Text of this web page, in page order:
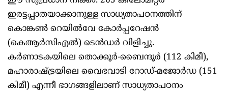
ഇരട്ടപ്പാതയാക്കാനുള്ള സാധ്യതാപഠനത്തിന്
കൊങ്കണ്‍ റെയില്‍വേ കോര്‍പ്പറേഷന്‍
(കെആര്‍സിഎല്‍) ടെന്‍ഡര്‍ വിളിച്ചു.
കര്‍ണാടകയിലെ തൊക്കൂര്‍-ബൈന്ദൂര്‍ (112 കിമീ),
മഹാരാഷ്ട്രയിലെ വൈഭവാടി റോഡ്-മജോര്‍ഡ (151
കിമീ) എന്നീ ഭാഗങ്ങളിലാണ് സാധ്യതാപഠനം